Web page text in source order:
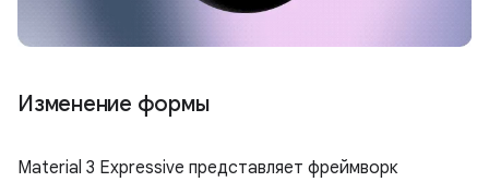
Изменение формы
Material 3 Expressive представляет фреймворк